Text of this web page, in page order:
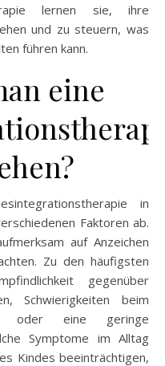
lernen sie, ihre
und zu steuern, was
führen kann.
eine
in
Faktoren ab.
auf Anzeichen
Zu den häufigsten
gegenüber
Schwierigkeiten beim
oder eine geringe
Symptome im Alltag
Kindes beeinträchtigen,